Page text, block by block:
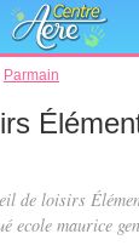
Parmain
de loisirs
ecole maurice